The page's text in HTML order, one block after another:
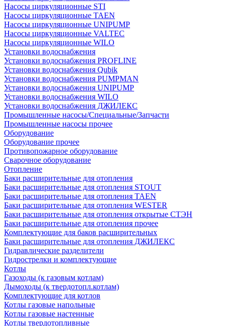
Насосы циркуляционные STI
Насосы циркуляционные TAEN
Насосы циркуляционные UNIPUMP
Насосы циркуляционные VALTEC
Насосы циркуляционные WILO
Установки водоснабжения
Установки водоснабжения PROFLINE
Установки водоснабжения Qubik
Установки водоснабжения PUMPMAN
Установки водоснабжения UNIPUMP
Установки водоснабжения WILO
Установки водоснабжения ДЖИЛЕКС
Промышленные насосы/Специальные/Запчасти
Промышленные насосы прочее
Оборудование
Оборудование прочее
Противопожарное оборудование
Сварочное оборудование
Отопление
Баки расширительные для отопления
Баки расширительные для отопления STOUT
Баки расширительные для отопления TAEN
Баки расширительные для отопления WESTER
Баки расширительные для отопления открытые СТЭН
Баки расширительные для отопления прочее
Комплектующие для баков расширительных
Баки расширительные для отопления ДЖИЛЕКС
Гидравлические разделители
Гидрострелки и комплектующие
Котлы
Газоходы (к газовым котлам)
Дымоходы (к твердотопл.котлам)
Комплектующие для котлов
Котлы газовые напольные
Котлы газовые настенные
Котлы твердотопливные